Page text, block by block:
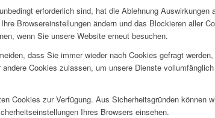
erforderlich sind, hat die Ablehnung Auswirkungen
Browsereinstellungen ändern und das Blockieren aller
wenn Sie unsere Website erneut besuchen.
dass Sie immer wieder nach Cookies gefragt
Cookies zulassen, um unsere Dienste
Cookies zur Verfügung. Aus Sicherheitsgründen können
Ihres Browsers einsehen.